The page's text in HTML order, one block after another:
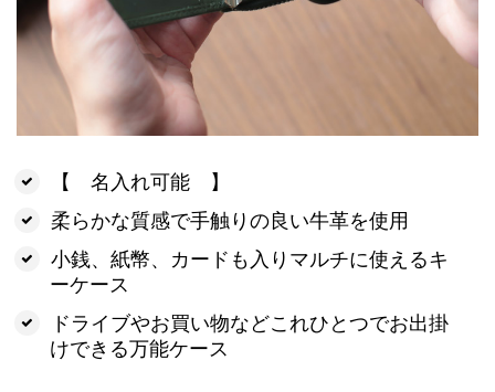
【 名入れ可能 】
柔らかな質感で手触りの良い牛革を使用
小銭、紙幣、カードも入りマルチに使えるキ
ーケース
ドライブやお買い物などこれひとつでお出掛
けできる万能ケース